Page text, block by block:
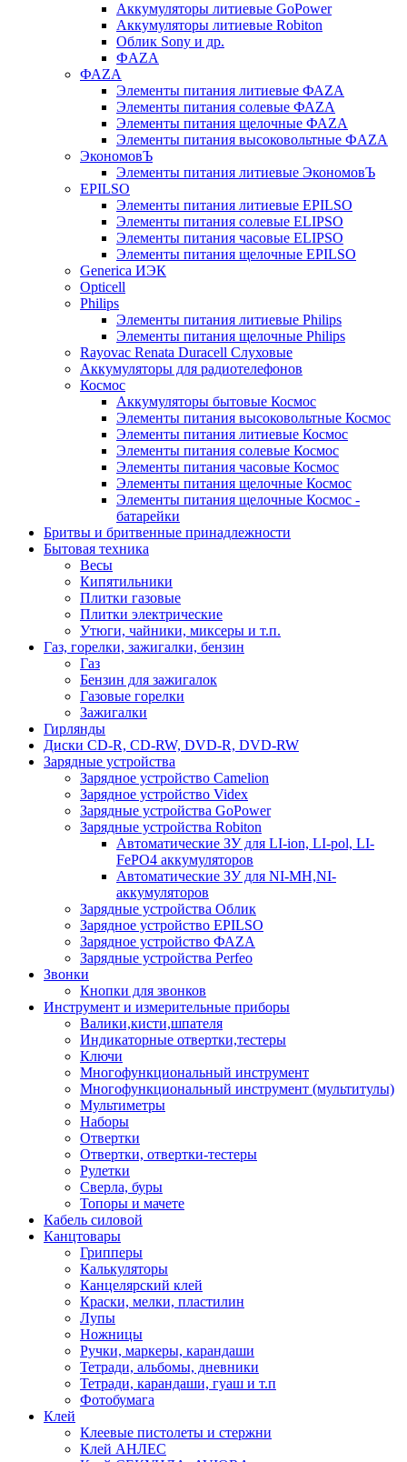
Аккумуляторы литиевые GoPower
Аккумуляторы литиевые Robiton
Облик Sony и др.
ФAZA
ФАZA
Элементы питания литиевые ФАZА
Элементы питания солевые ФАZА
Элементы питания щелочные ФАZА
Элементы питания высоковольтные ФAZA
ЭкономовЪ
Элементы питания литиевые ЭкономовЪ
EPILSO
Элементы питания литиевые EPILSO
Элементы питания солевые ELIPSO
Элементы питания часовые ELIPSO
Элементы питания щелочные EPILSO
Generica ИЭК
Opticell
Philips
Элементы питания литиевые Philips
Элементы питания щелочные Philips
Rayovac Renata Duracell Слуховые
Аккумуляторы для радиотелефонов
Космос
Аккумуляторы бытовые Космос
Элементы питания высоковольтные Космос
Элементы питания литиевые Космос
Элементы питания солевые Космос
Элементы питания часовые Космос
Элементы питания щелочные Космос
Элементы питания щелочные Космос -
батарейки
Бритвы и бритвенные принадлежности
Бытовая техника
Весы
Кипятильники
Плитки газовые
Плитки электрические
Утюги, чайники, миксеры и т.п.
Газ, горелки, зажигалки, бензин
Газ
Бензин для зажигалок
Газовые горелки
Зажигалки
Гирлянды
Диски CD-R, CD-RW, DVD-R, DVD-RW
Зарядные устройства
Зарядное устройство Camelion
Зарядное устройство Videx
Зарядные устройства GoPower
Зарядные устройства Robiton
Автоматические ЗУ для LI-ion, LI-pol, LI-
FePO4 аккумуляторов
Автоматические ЗУ для NI-MH,NI-
аккумуляторов
Зарядные устройства Облик
Зарядное устройство EPILSO
Зарядное устройство ФАZА
Зарядные устройства Perfeo
Звонки
Кнопки для звонков
Инструмент и измерительные приборы
Валики,кисти,шпателя
Индикаторные отвертки,тестеры
Ключи
Многофункциональный инструмент
Многофункциональный инструмент (мультитулы)
Мультиметры
Наборы
Отвертки
Отвертки, отвертки-тестеры
Рулетки
Сверла, буры
Топоры и мачете
Кабель силовой
Канцтовары
Грипперы
Калькуляторы
Канцелярский клей
Краски, мелки, пластилин
Лупы
Ножницы
Ручки, маркеры, карандаши
Тетради, альбомы, дневники
Тетради, карандаши, гуаш и т.п
Фотобумага
Клей
Клеевые пистолеты и стержни
Клей АНЛЕС